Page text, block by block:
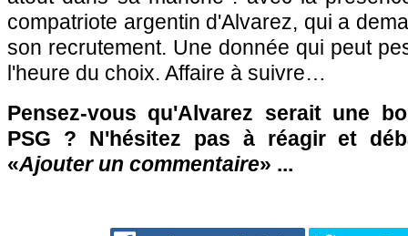
compatriote argentin d'Alvarez, qui a
son recrutement. Une donnée qui peut
l'heure du choix. Affaire à suivre…
Pensez-vous qu'Alvarez serait une
PSG ? N'hésitez pas à réagir et
«Ajouter un commentaire» ...